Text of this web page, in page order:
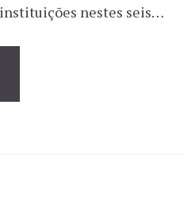
nestes seis…